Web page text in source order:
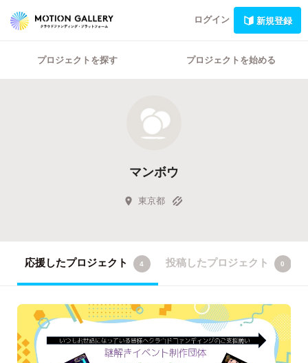
ログイン 新規登録
プロジェクトを探す プロジェクトを始める
マンボウ
東京都
応援したプロジェクト 4 投稿したプロジェクト 0